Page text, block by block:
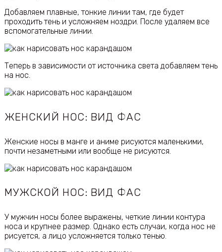
Добавляем плавные, тонкие линии там, где будет
проходить тень и усложняем ноздри. После удаляем все
вспомогательные линии.
Теперь в зависимости от источника света добавляем тень
на нос.
ЖЕНСКИЙ НОС: ВИД ФАС
Женские носы в манге и аниме рисуются маленькими,
почти незаметными или вообще не рисуются.
МУЖСКОЙ НОС: ВИД ФАС
У мужчин носы более выражены, четкие линии контура
носа и крупнее размер. Однако есть случаи, когда нос не
рисуется, а лицо усложняется только тенью.